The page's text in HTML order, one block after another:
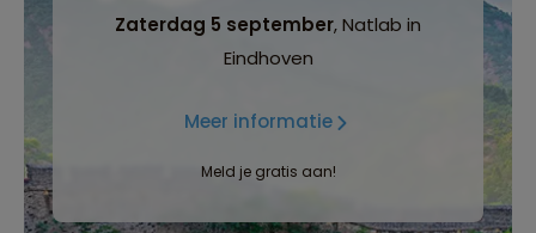
Zaterdag 5 september, Natlab in
Eindhoven
Meer informatie
Meld je gratis aan!